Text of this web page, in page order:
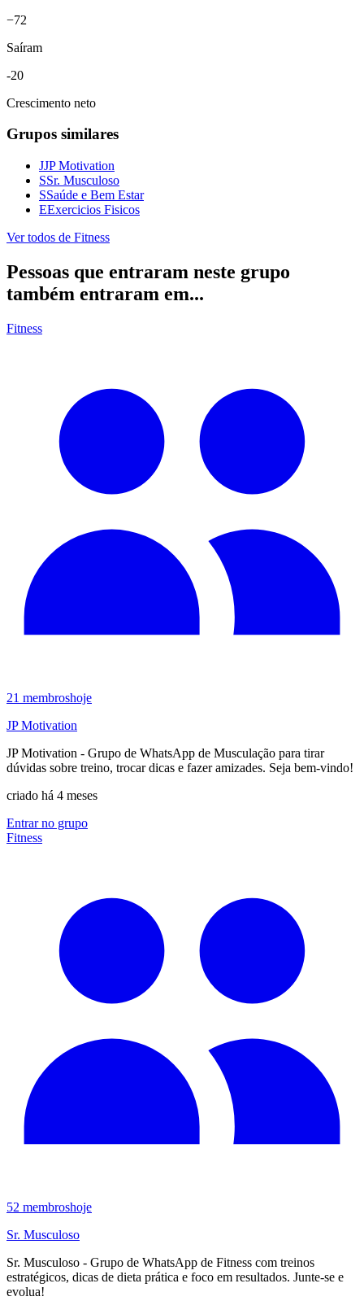
−72
Saíram
-20
Crescimento neto
Grupos similares
JJP Motivation
SSr. Musculoso
SSaúde e Bem Estar
EExercicios Fisicos
Ver todos de Fitness
Pessoas que entraram neste grupo
também entraram em...
Fitness
21 membroshoje
JP Motivation
JP Motivation - Grupo de WhatsApp de Musculação para tirar
dúvidas sobre treino, trocar dicas e fazer amizades. Seja bem-vindo!
criado há 4 meses
Entrar no grupo
Fitness
52 membroshoje
Sr. Musculoso
Sr. Musculoso - Grupo de WhatsApp de Fitness com treinos
estratégicos, dicas de dieta prática e foco em resultados. Junte-se e
evolua!